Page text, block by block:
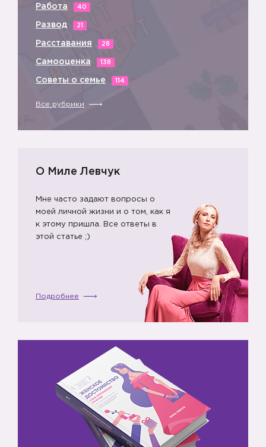
📌
Работа 40
Развод 21
Расставания 28
Самооценка 138
Советы о семье 114
Все рубрики
О Миле Левчук
Мне часто задают вопросы о
моей личной жизни и о том, как я
к этому пришла. Все ответы в
этой статье ;)
Подробнее